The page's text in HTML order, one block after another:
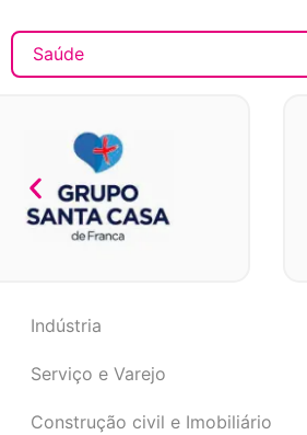
Saúde
Indústria
Serviço e Varejo
Construção civil e Imobiliário